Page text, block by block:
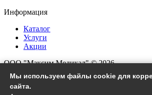
Информация
Каталог
Услуги
Акции
ООО "Максим Медикал" © 2026
Все права защищены
Согласие на обработку ПД
Мы используем файлы cookie для
сайта.